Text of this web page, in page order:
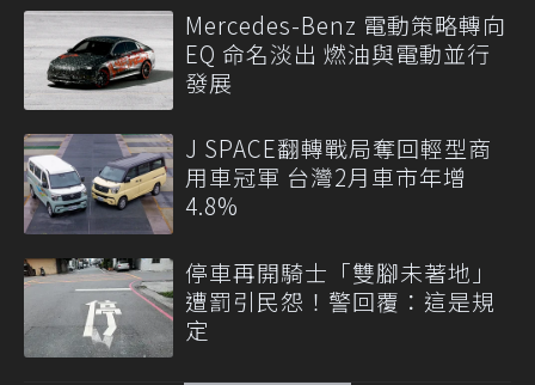
Mercedes-Benz 電動策略轉向
EQ 命名淡出 燃油與電動並行
發展
J SPACE翻轉戰局奪回輕型商
用車冠軍 台灣2月車市年增
4.8%
停車再開騎士「雙腳未著地」
遭罰引民怨！警回覆：這是規
定